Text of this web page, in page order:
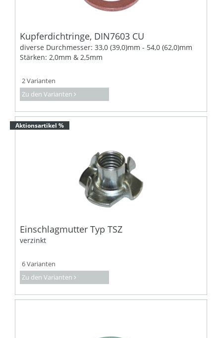
Kupferdichtringe, DIN7603 CU
diverse Durchmesser: 33,0 (39,0)mm - 54,0 (62,0)mm
Stärken: 2,0mm & 2,5mm
2 Varianten
Zu den Varianten
Aktionsartikel %
Einschlagmutter Typ TSZ
verzinkt
6 Varianten
Zu den Varianten